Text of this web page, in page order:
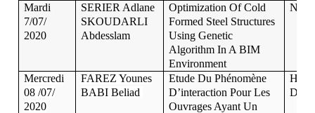
Mardi
7/07/
2020
SERIER Adlane
SKOUDARLI
Abdesslam
Optimization Of Cold
Formed Steel Structures
Using Genetic
Algorithm In A BIM
Environment
N.
Mercredi
08 /07/
2020
FAREZ Younes
BABI Beliad
Etude Du Phénomène
D’interaction Pour Les
Ouvrages Ayant Un